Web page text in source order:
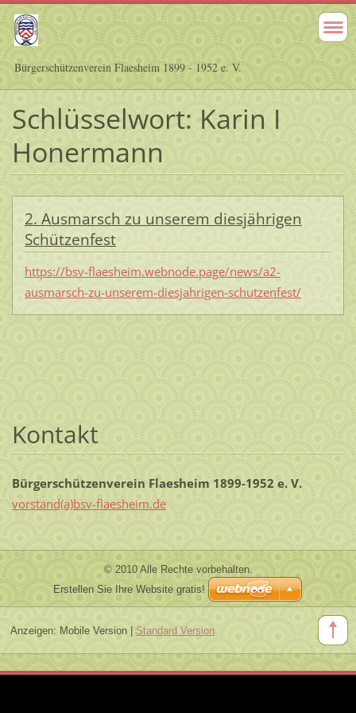
Bürgerschützenverein Flaesheim 1899 - 1952 e. V.
Schlüsselwort: Karin I
Honermann
2. Ausmarsch zu unserem diesjährigen
Schützenfest
https://bsv-flaesheim.webnode.page/news/a2-
ausmarsch-zu-unserem-diesjahrigen-schutzenfest/
Kontakt
Bürgerschützenverein Flaesheim 1899-1952 e. V.
vorstand(a)bsv-flaesheim.de
© 2010 Alle Rechte vorbehalten.
Erstellen Sie Ihre Website gratis!
Anzeigen: Mobile Version| Standard Version